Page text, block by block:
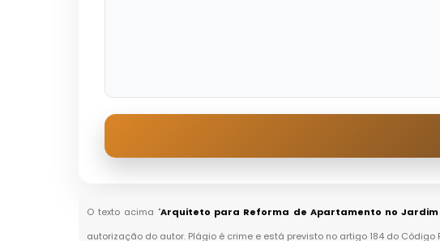
O texto acima "Arquiteto para Reforma de Apartamento no Jardim
autorização do autor. Plágio é crime e está previsto no artigo 184 do Código